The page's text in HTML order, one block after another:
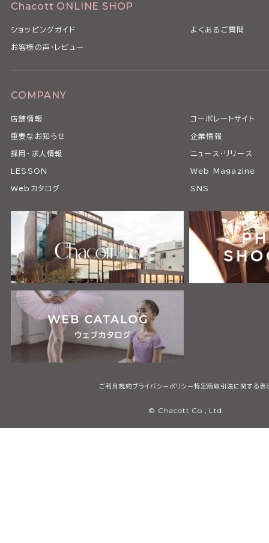
Chacott ONLINE SHOP
ショッピングガイド よくあるご質問
お客様の声・レビュー
COMPANY
店舗情報 コーポレートサイト
重要なお知らせ 企業情報
採用・求人情報 ニュース・リリース
LESSON Web Magazine
Webカタログ SNS
ご利用規約プライバシーポリシー特定商取引法に関する表
© Chacott Co., Ltd.